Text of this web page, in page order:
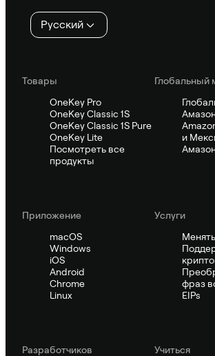
Русский
Товары
OneKey Pro
OneKey Classic 1S
OneKey Classic 1S Pure
OneKey Lite
Посмотреть все
продукты
Глобальный
и
Приложение
macOS
Windows
iOS
Android
Chrome
Linux
Услуги
Менять
фраз
EIPs
Pазработчиков
Учиться